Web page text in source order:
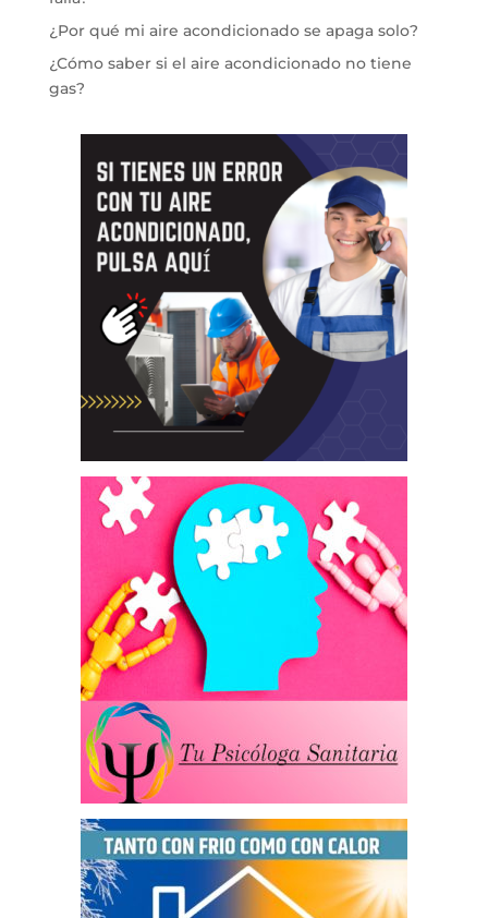
¿Por qué mi aire acondicionado se apaga solo?
¿Cómo saber si el aire acondicionado no tiene
gas?